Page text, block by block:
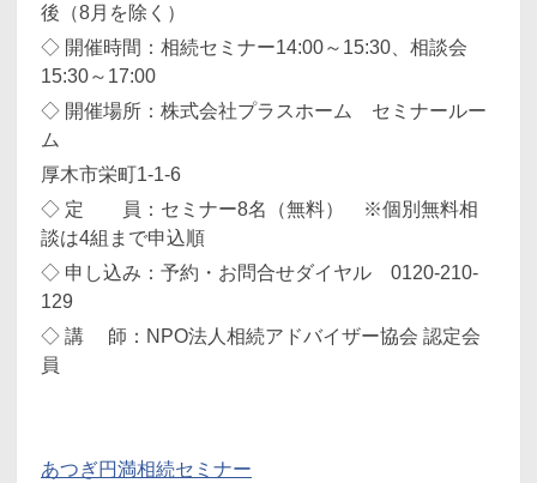
後（8月を除く）
◇ 開催時間：相続セミナー14:00～15:30、相談会
15:30～17:00
◇ 開催場所：株式会社プラスホーム セミナールー
ム
厚木市栄町1-1-6
◇ 定 員：セミナー8名（無料） ※個別無料相
談は4組まで申込順
◇ 申し込み：予約・お問合せダイヤル 0120-210-
129
◇ 講 師：NPO法人相続アドバイザー協会 認定会
員
あつぎ円満相続セミナー